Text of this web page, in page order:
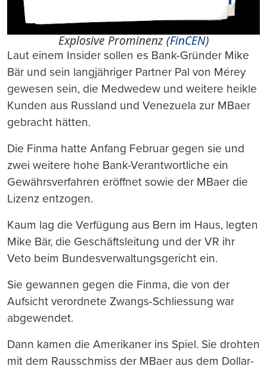
Explosive Prominenz (FinCEN)
Laut einem Insider sollen es Bank-Gründer Mike
Bär und sein langjähriger Partner Pal von Mérey
gewesen sein, die Medwedew und weitere heikle
Kunden aus Russland und Venezuela zur MBaer
gebracht hätten.
Die Finma hatte Anfang Februar gegen sie und
zwei weitere hohe Bank-Verantwortliche ein
Gewährsverfahren eröffnet sowie der MBaer die
Lizenz entzogen.
Kaum lag die Verfügung aus Bern im Haus, legten
Mike Bär, die Geschäftsleitung und der VR ihr
Veto beim Bundesverwaltungsgericht ein.
Sie gewannen gegen die Finma, die von der
Aufsicht verordnete Zwangs-Schliessung war
abgewendet.
Dann kamen die Amerikaner ins Spiel. Sie drohten
mit dem Rausschmiss der MBaer aus dem Dollar-